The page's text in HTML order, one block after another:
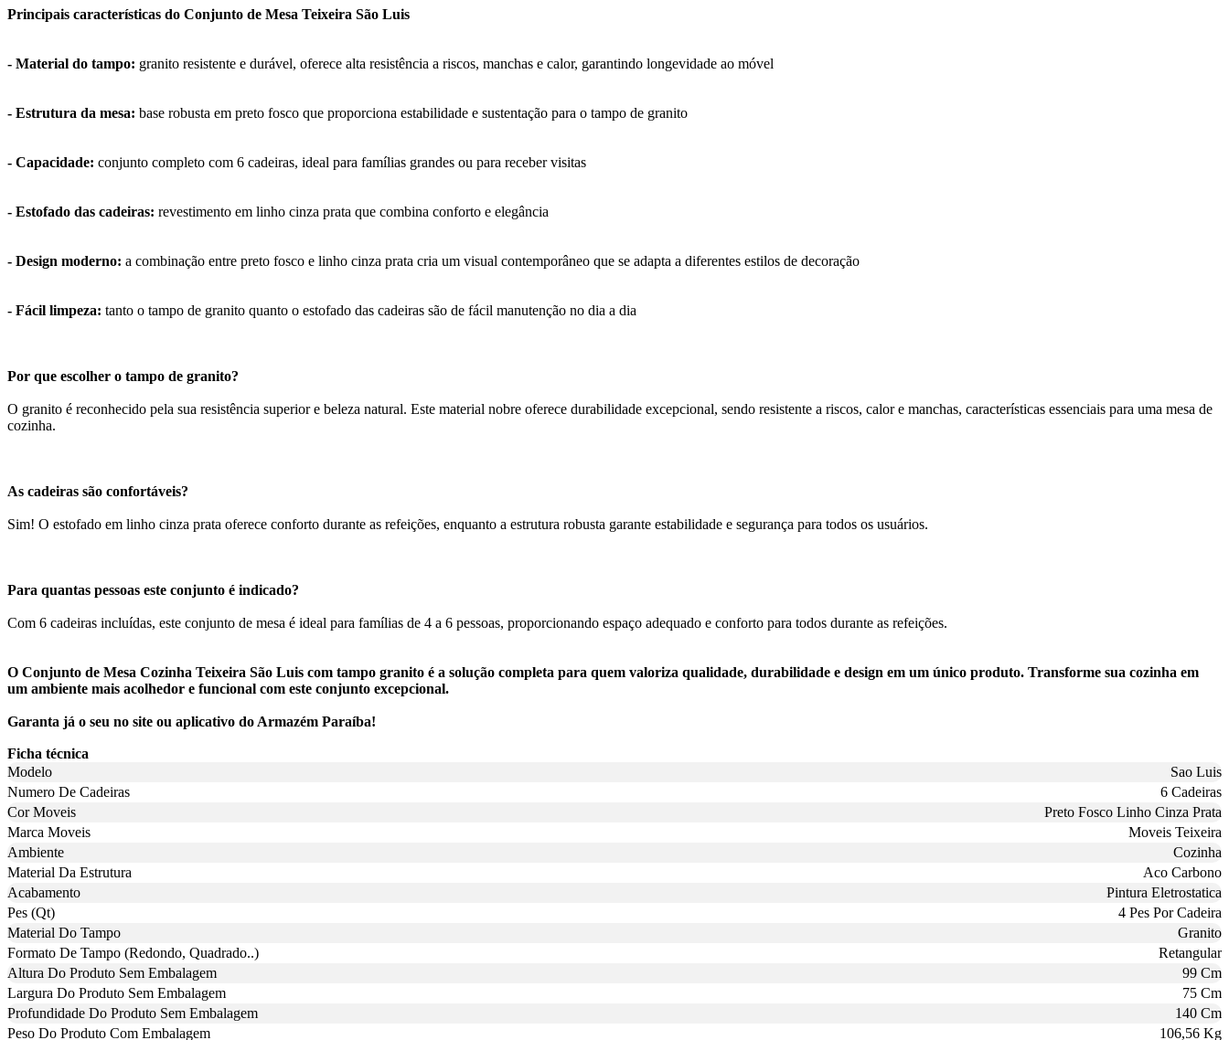
Principais características do Conjunto de Mesa Teixeira São Luis
- Material do tampo: granito resistente e durável, oferece alta resistência a riscos, manchas e calor, garantindo longevidade ao móvel
- Estrutura da mesa: base robusta em preto fosco que proporciona estabilidade e sustentação para o tampo de granito
- Capacidade: conjunto completo com 6 cadeiras, ideal para famílias grandes ou para receber visitas
- Estofado das cadeiras: revestimento em linho cinza prata que combina conforto e elegância
- Design moderno: a combinação entre preto fosco e linho cinza prata cria um visual contemporâneo que se adapta a diferentes estilos de decoração
- Fácil limpeza: tanto o tampo de granito quanto o estofado das cadeiras são de fácil manutenção no dia a dia
Por que escolher o tampo de granito?
O granito é reconhecido pela sua resistência superior e beleza natural. Este material nobre oferece durabilidade excepcional, sendo resistente a riscos, calor e manchas, características essenciais para uma mesa de
cozinha.
As cadeiras são confortáveis?
Sim! O estofado em linho cinza prata oferece conforto durante as refeições, enquanto a estrutura robusta garante estabilidade e segurança para todos os usuários.
Para quantas pessoas este conjunto é indicado?
Com 6 cadeiras incluídas, este conjunto de mesa é ideal para famílias de 4 a 6 pessoas, proporcionando espaço adequado e conforto para todos durante as refeições.
O Conjunto de Mesa Cozinha Teixeira São Luis com tampo granito é a solução completa para quem valoriza qualidade, durabilidade e design em um único produto. Transforme sua cozinha em
um ambiente mais acolhedor e funcional com este conjunto excepcional.
Garanta já o seu no site ou aplicativo do Armazém Paraíba!
Ficha técnica
Modelo
Sao Luis
Numero De Cadeiras
6 Cadeiras
Cor Moveis
Preto Fosco Linho Cinza Prata
Marca Moveis
Moveis Teixeira
Ambiente
Cozinha
Material Da Estrutura
Aco Carbono
Acabamento
Pintura Eletrostatica
Pes (Qt)
4 Pes Por Cadeira
Material Do Tampo
Granito
Formato De Tampo (Redondo, Quadrado..)
Retangular
Altura Do Produto Sem Embalagem
99 Cm
Largura Do Produto Sem Embalagem
75 Cm
Profundidade Do Produto Sem Embalagem
140 Cm
Peso Do Produto Com Embalagem
106,56 Kg